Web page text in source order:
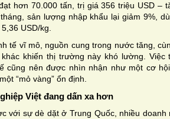
hơn 70.000 tấn, trị giá 356 triệu USD –
sản lượng nhập khẩu lại giảm 9%,
USD/kg.
tế vĩ mô, nguồn cung trong nước tăng,
khác khiến thị trường này khó lường.
cũng nên được nhìn nhận như một cơ
“mỏ vàng” ổn định.
Việt đang dấn xa hơn
với sự dè dặt ở Trung Quốc, nhiều